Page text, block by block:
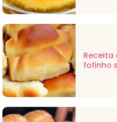
Receita
fofinho